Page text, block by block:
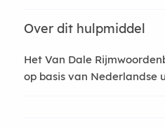
Over dit hulpmiddel
Het Van Dale
op basis van Nederlandse